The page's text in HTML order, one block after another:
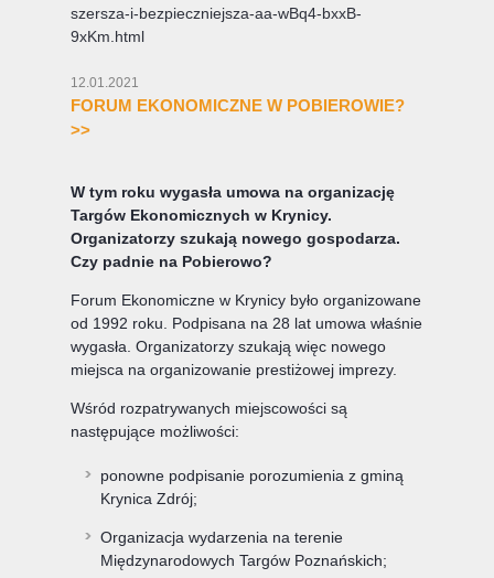
szersza-i-bezpieczniejsza-aa-wBq4-bxxB-
9xKm.html
12.01.2021
FORUM EKONOMICZNE W POBIEROWIE?
>>
W tym roku wygasła umowa na organizację
Targów Ekonomicznych w Krynicy.
Organizatorzy szukają nowego gospodarza.
Czy padnie na Pobierowo?
Forum Ekonomiczne w Krynicy było organizowane
od 1992 roku. Podpisana na 28 lat umowa właśnie
wygasła. Organizatorzy szukają więc nowego
miejsca na organizowanie prestiżowej imprezy.
Wśród rozpatrywanych miejscowości są
następujące możliwości:
ponowne podpisanie porozumienia z gminą
Krynica Zdrój;
Organizacja wydarzenia na terenie
Międzynarodowych Targów Poznańskich;